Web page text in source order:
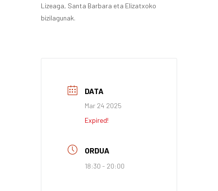
Lizeaga, Santa Barbara eta Elizatxoko
bizilagunak.
DATA
Mar 24 2025
Expired!
ORDUA
18:30 - 20:00